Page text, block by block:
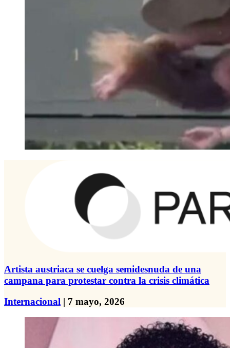
Artista austriaca se cuelga semidesnuda de una
campana para protestar contra la crisis climática
Internacional | 7 mayo, 2026